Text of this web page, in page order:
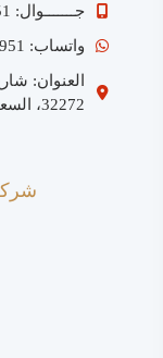
جـــــــوال: 0559002951
واتساب: 0559002951
العنوان:
32272، السعودية.